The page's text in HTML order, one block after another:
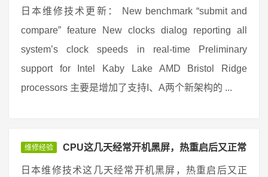
日本维修技术更新： New benchmark “submit and
compare” feature New clocks dialog reporting all
system’s clock speeds in real-time Preliminary
support for Intel Kaby Lake AMD Bristol Ridge
processors 主要是增加了支持I、A两个新架构的 ...
维修经验 CPU这几天经常开机黑屏，热重启后又正常
日本维修技术这几天经常开机黑屏，热重启后又正